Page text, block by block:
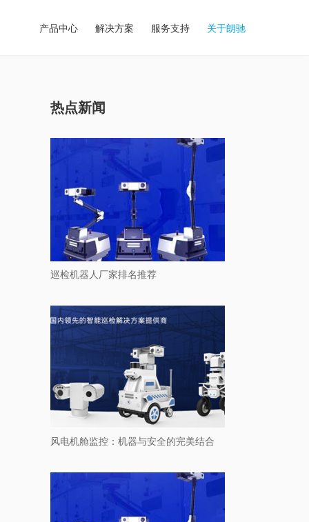
产品中心 解决方案 服务支持 关于朗驰
热点新闻
巡检机器人厂家排名推荐
风电机舱监控：机器与安全的完美结合